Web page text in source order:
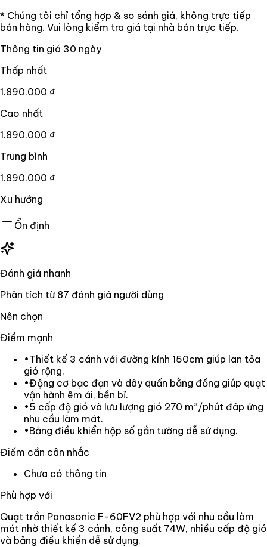
* Chúng tôi chỉ tổng hợp & so sánh giá, không trực tiếp
bán hàng. Vui lòng kiểm tra giá tại nhà bán trực tiếp.
Thông tin giá 30 ngày
Thấp nhất
1.890.000 ₫
Cao nhất
1.890.000 ₫
Trung bình
1.890.000 ₫
Xu hướng
Ổn định
Đánh giá nhanh
Phân tích từ 87 đánh giá người dùng
Nên chọn
Điểm mạnh
•Thiết kế 3 cánh với đường kính 150cm giúp lan tỏa
gió rộng.
•Động cơ bạc đạn và dây quấn bằng đồng giúp quạt
vận hành êm ái, bền bỉ.
•5 cấp độ gió và lưu lượng gió 270 m³/phút đáp ứng
nhu cầu làm mát.
•Bảng điều khiển hộp số gắn tường dễ sử dụng.
Điểm cần cân nhắc
Chưa có thông tin
Phù hợp với
Quạt trần Panasonic F-60FV2 phù hợp với nhu cầu làm
mát nhờ thiết kế 3 cánh, công suất 74W, nhiều cấp độ gió
và bảng điều khiển dễ sử dụng.